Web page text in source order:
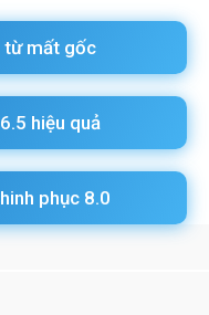
từ mất gốc
hiệu quả
phục 8.0